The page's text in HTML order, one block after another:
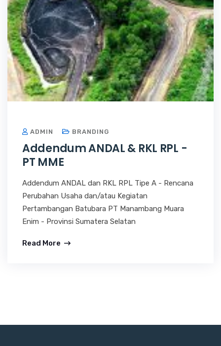
ADMIN BRANDING
Addendum ANDAL & RKL RPL -
PT MME
Addendum ANDAL dan RKL RPL Tipe A - Rencana
Perubahan Usaha dan/atau Kegiatan
Pertambangan Batubara PT Manambang Muara
Enim - Provinsi Sumatera Selatan
Read More